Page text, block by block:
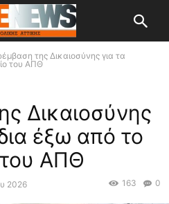
της Δικαιοσύνης για τα
του ΑΠΘ
Δικαιοσύνης
έξω από το
ΑΠΘ
2026 0
163